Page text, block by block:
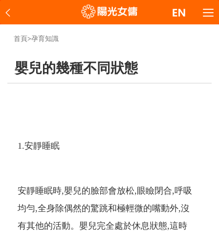
首頁>孕育知識
嬰兒的幾種不同狀態
1.安靜睡眠
安靜睡眠時,嬰兒的臉部會放松,眼瞼閉合,呼吸
均勻,全身除偶然的驚跳和極輕微的嘴動外,沒
有其他的活動。嬰兒完全處於休息狀態,這時